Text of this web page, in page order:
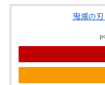
鬼滅の